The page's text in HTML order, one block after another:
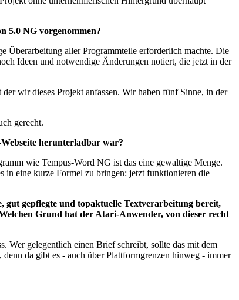
5.0 NG vorgenommen?
Überarbeitung aller Programmteile erforderlich machte. Die
Ideen und notwendige Änderungen notiert, die jetzt in der
wir dieses Projekt anfassen. Wir haben fünf Sinne, in der
gerecht.
herunterladbar war?
wie Tempus-Word NG ist das eine gewaltige Menge.
in eine kurze Formel zu bringen: jetzt funktionieren die
gepflegte und topaktuelle Textverarbeitung bereit,
Grund hat der Atari-Anwender, von dieser recht
Wer gelegentlich einen Brief schreibt, sollte das mit dem
da gibt es - auch über Plattformgrenzen hinweg - immer